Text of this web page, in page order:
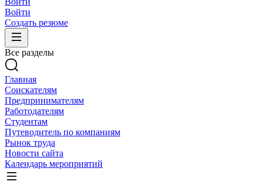
Войти
Создать резюме
Все разделы
Главная
Соискателям
Предпринимателям
Работодателям
Студентам
Путеводитель по компаниям
Рынок труда
Новости сайта
Календарь мероприятий